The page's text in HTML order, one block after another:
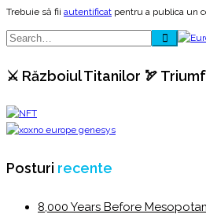
Trebuie să fii autentificat pentru a publica un
⚔️ Războiul Titanilor 🏹
Posturi recente
8,000 Years Before